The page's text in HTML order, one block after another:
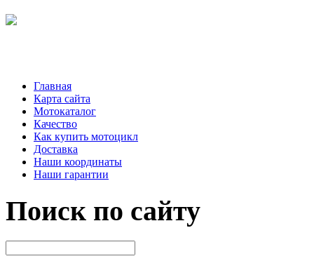
Главная
Карта сайта
Мотокаталог
Качество
Как купить мотоцикл
Доставка
Наши координаты
Наши гарантии
Поиск по сайту